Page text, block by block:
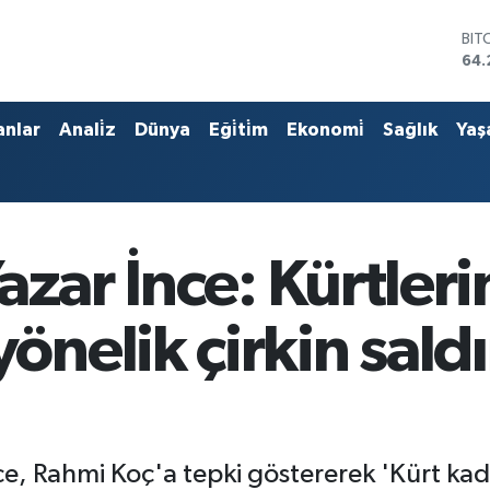
Anali̇z Dünya Eği̇ti̇m Ekonomi̇ Sağlık
İnce:
çirkin
Rahmi Koç'a tepki göstererek 'Kürt